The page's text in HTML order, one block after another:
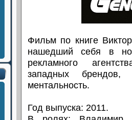
Фильм по книге
нашедший себя в
рекламного
западных
ментальность.
Год выпуска: 2011.